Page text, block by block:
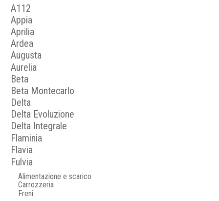
A112
Appia
Aprilia
Ardea
Augusta
Aurelia
Beta
Beta Montecarlo
Delta
Delta Evoluzione
Delta Integrale
Flaminia
Flavia
Fulvia
Alimentazione e scarico
Carrozzeria
Freni